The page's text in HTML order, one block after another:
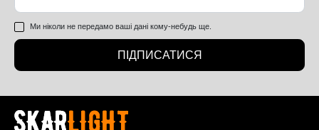
Ми ніколи не передамо ваші дані кому-небудь ще.
ПІДПИСАТИСЯ